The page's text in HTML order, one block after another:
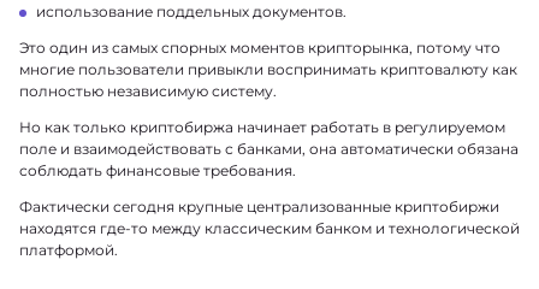
использование поддельных документов.
Это один из самых спорных моментов крипторынка, потому что
многие пользователи привыкли воспринимать криптовалюту как
полностью независимую систему.
Но как только криптобиржа начинает работать в регулируемом
поле и взаимодействовать с банками, она автоматически обязана
соблюдать финансовые требования.
Фактически сегодня крупные централизованные криптобиржи
находятся где-то между классическим банком и технологической
платформой.